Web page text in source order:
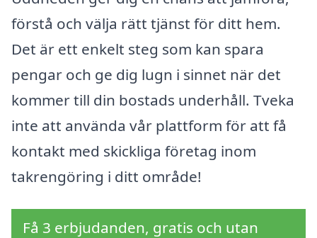
förstå och välja rätt tjänst för ditt hem.
Det är ett enkelt steg som kan spara
pengar och ge dig lugn i sinnet när det
kommer till din bostads underhåll. Tveka
inte att använda vår plattform för att få
kontakt med skickliga företag inom
takrengöring i ditt område!
Få 3 erbjudanden, gratis och utan